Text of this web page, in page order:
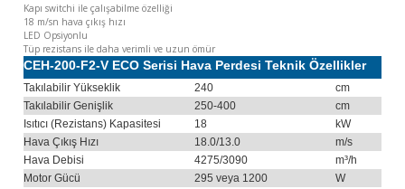
Kapı switchi ile çalışabilme özelliği
18 m/sn hava çıkış hızı
LED Opsiyonlu
Tüp rezistans ile daha verimli ve uzun ömür
CEH-200-F2-V ECO Serisi Hava Perdesi Teknik Özellikler
Takılabilir Yükseklik 240
cm
Takılabilir Genişlik
250-400
cm
Isıtıcı (Rezistans) Kapasitesi
18
kW
Hava Çıkış Hızı
18.0/13.0
m/s
Hava Debisi
4275/3090
m³/h
Motor Gücü
295 veya 1200
W